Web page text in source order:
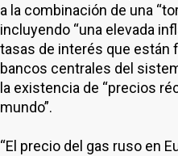
a la combinación de una
incluyendo “una elevada
tasas de interés que están
bancos centrales del
la existencia de “precios
mundo”.
“El precio del gas ruso en